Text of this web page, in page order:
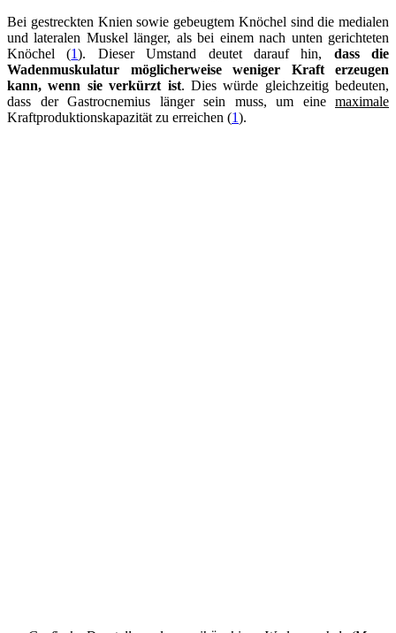
Bei gestreckten Knien sowie gebeugtem Knöchel sind die medialen
und lateralen Muskel länger, als bei einem nach unten gerichteten
Knöchel (1). Dieser Umstand deutet darauf hin, dass die
Wadenmuskulatur möglicherweise weniger Kraft erzeugen
kann, wenn sie verkürzt ist. Dies würde gleichzeitig bedeuten,
dass der Gastrocnemius länger sein muss, um eine maximale
Kraftproduktionskapazität zu erreichen (1).